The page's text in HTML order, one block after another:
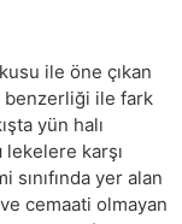
ile öne çıkan
benzerliği ile fark
yün halı
lekelere karşı
sınıfında yer alan
cemaati olmayan